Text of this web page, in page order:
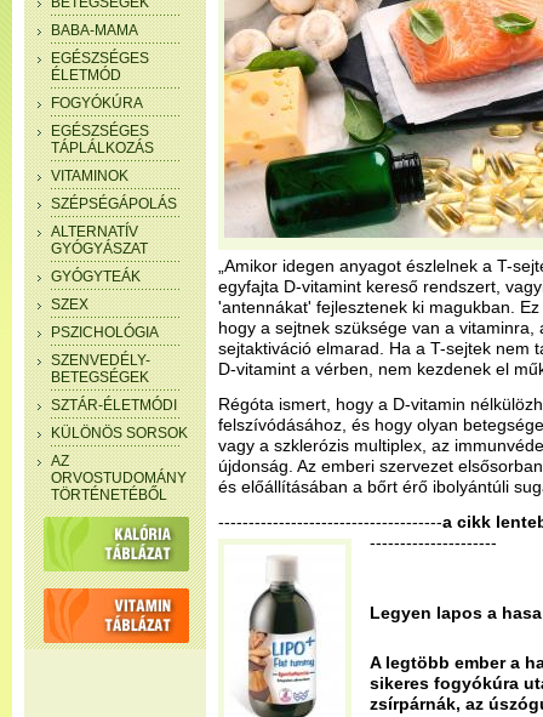
BABA-MAMA
EGÉSZSÉGES
ÉLETMÓD
FOGYÓKÚRA
EGÉSZSÉGES
TÁPLÁLKOZÁS
VITAMINOK
SZÉPSÉGÁPOLÁS
ALTERNATÍV
GYÓGYÁSZAT
GYÓGYTEÁK
SZEX
PSZICHOLÓGIA
SZENVEDÉLY-
BETEGSÉGEK
SZTÁR-ÉLETMÓDI
KÜLÖNÖS SORSOK
AZ
ORVOSTUDOMÁNY
TÖRTÉNETÉBŐL
„Amikor idegen anyagot észlelnek a T-
egyfajta D-vitamint kereső rendszert,
'antennákat' fejlesztenek ki magukban.
hogy a sejtnek szüksége van a vitaminra,
sejtaktiváció elmarad. Ha a T-sejtek nem
D-vitamint a vérben, nem kezdenek el
Régóta ismert, hogy a D-vitamin
felszívódásához, és hogy olyan
vagy a szklerózis multiplex, az
újdonság. Az emberi szervezet
és előállításában a bőrt érő ibolyántúli
-------------------------------------a cikk
---------------------
Legyen lapos a
A legtöbb ember a
sikeres fogyókúra
zsírpárnák, az